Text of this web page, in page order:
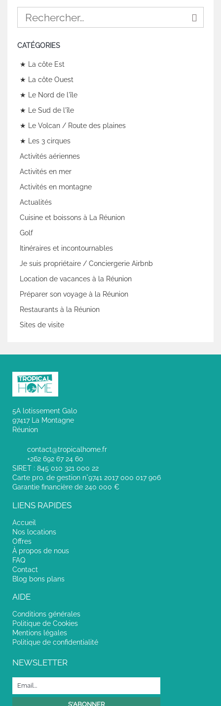
CATÉGORIES
★ La côte Est
★ La côte Ouest
★ Le Nord de l'île
★ Le Sud de l'île
★ Le Volcan / Route des plaines
★ Les 3 cirques
Activités aériennes
Activités en mer
Activités en montagne
Actualités
Cuisine et boissons à La Réunion
Golf
Itinéraires et incontournables
Je suis propriétaire / Conciergerie Airbnb
Location de vacances à la Réunion
Préparer son voyage à la Réunion
Restaurants à la Réunion
Sites de visite
5A lotissement Galo
97417 La Montagne
Réunion
contact@tropicalhome.fr
+262 692 67 24 60
SIRET : 845 010 321 000 22
Carte pro. de gestion n°9741 2017 000 017 906
Garantie financière de 240 000 €
LIENS RAPIDES
Accueil
Nos locations
Offres
À propos de nous
FAQ
Contact
Blog bons plans
AIDE
Conditions générales
Politique de Cookies
Mentions légales
Politique de confidentialité
NEWSLETTER